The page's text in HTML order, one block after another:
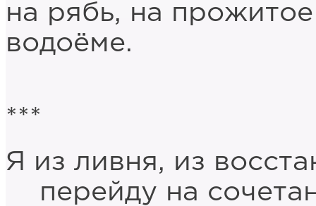
на рябь, на
водоёме.
***
Я из ливня, из
перейду на